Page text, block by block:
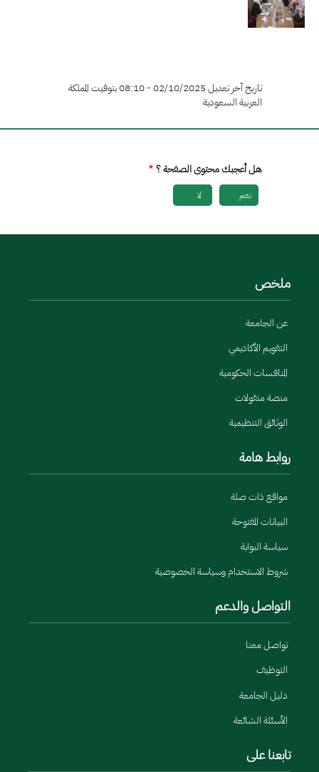
تاريخ آخر تعديل 02/10/2025 - 08:10 بتوقيت المملكة
العربية السعودية
هل أعجبك محتوى الصفحة ؟
نعم لا
ملخص
عن الجامعة
التقويم الأكاديمي
المنافسات الحكومية
منصة منقولات
الوثائق التنظيمية
روابط هامة
مواقع ذات صلة
البيانات المفتوحة
سياسة البوابة
شروط الاستخدام وسياسة الخصوصية
التواصل والدعم
تواصل معنا
التوظيف
دليل الجامعة
الأسئلة الشائعة
تابعنا على